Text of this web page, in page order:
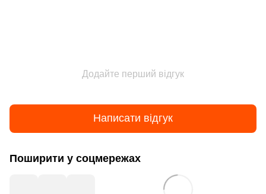
Додайте перший відгук
Написати відгук
Поширити у соцмережах